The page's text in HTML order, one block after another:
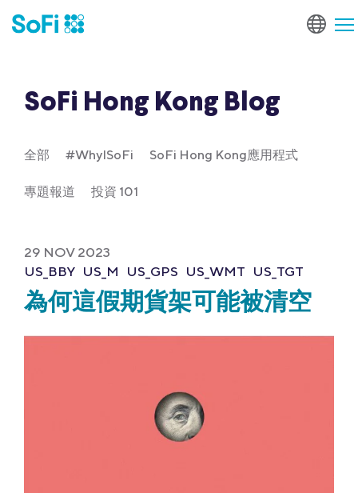
SoFi Hong Kong Blog
全部 #WhyISoFi SoFi Hong Kong應用程式
專題報道 投資 101
29 NOV 2023
US_BBY US_M US_GPS US_WMT US_TGT
為何這假期貨架可能被清空